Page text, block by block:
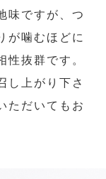
味ですが、つ
が噛むほどに
性抜群です。
し上がり下さ
ただいてもお